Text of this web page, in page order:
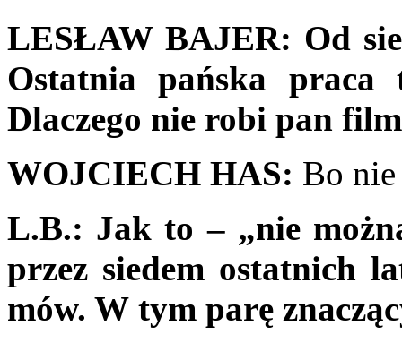
LESŁAW BAJER: Od
Ostatnia pańska
Dlaczego nie robi pan
WOJCIECH HAS: Bo
L.B.: Jak to – „nie
przez siedem ostatnich
mów. W tym parę